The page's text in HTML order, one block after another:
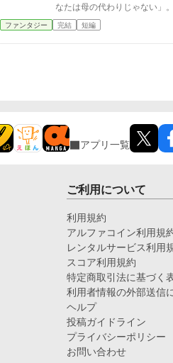
なたは母の代わりじゃない」
彼女は静かに頷くだけで、決
た。 父が亡くなり、後ろ盾を
ていた。 わたしが「母を奪
だ人は、わたしのために、亡
た。母の代わりになろうとし
もいなかった。
ファンタジー 完結 短編
アプリ一覧
ご利用について
利用規約
アルファコイン利用規
レンタルサービス利用
スコア利用規約
特定商取引法に基づく
利用者情報の外部送信
ヘルプ
投稿ガイドライン
プライバシーポリシー
お問い合わせ